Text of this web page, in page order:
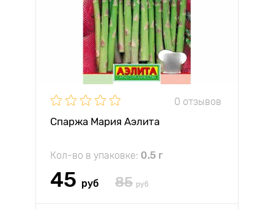
0 отзывов
Спаржа Мария Аэлита
Кол-во в упаковке: 0.5 г
45 руб 85 руб